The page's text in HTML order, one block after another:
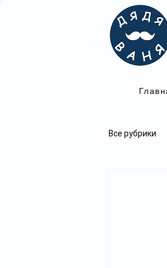
Все рубрики